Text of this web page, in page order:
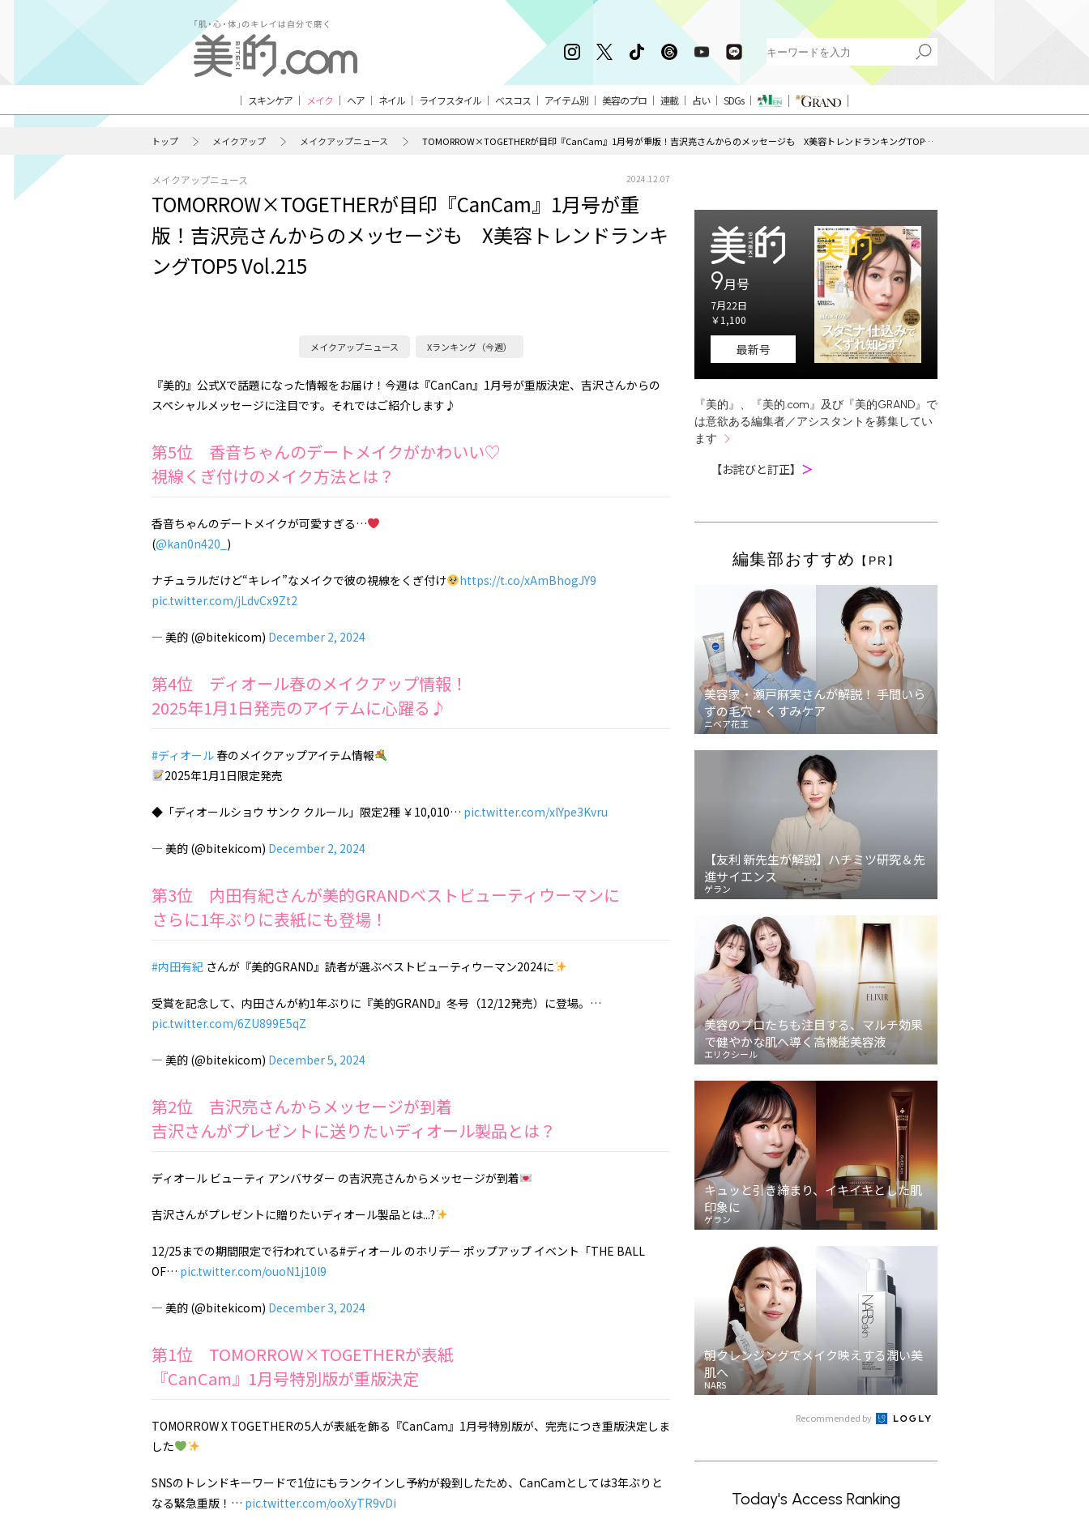
スキンケア メイク ヘア ネイル ライフスタイル ベスコス アイテム別 美容のプロ 連載 占い SDGs
トップ メイクアップ メイクアップニュース TOMORROW×TOGETHERが目印『CanCam』1月号が重版！吉沢亮さんからのメッセージも X美容トレンドランキングTOP5 Vol.215
メイクアップニュース 2024.12.07
TOMORROW×TOGETHERが目印『CanCam』1月号が重
版！吉沢亮さんからのメッセージも X美容トレンドランキ
ングTOP5 Vol.215
メイクアップニュース Xランキング（今週）
『美的』公式Xで話題になった情報をお届け！今週は『CanCan』1月号が重版決定、吉沢さんからの
スペシャルメッセージに注目です。それではご紹介します♪
第5位 香音ちゃんのデートメイクがかわいい♡
視線くぎ付けのメイク方法とは？
香音ちゃんのデートメイクが可愛すぎる…
(@kan0n420_ )
ナチュラルだけど“キレイ”なメイクで彼の視線をくぎ付け
https://t.co/xAmBhogJY9
pic.twitter.com/jLdvCx9Zt2
— 美的 (@bitekicom) December 2, 2024
第4位 ディオール春のメイクアップ情報！
2025年1月1日発売のアイテムに心躍る♪
#ディオール 春のメイクアップアイテム情報
2025年1月1日限定発売
◆「ディオールショウ サンク クルール」限定2種 ￥10,010… pic.twitter.com/xlYpe3Kvru
— 美的 (@bitekicom) December 2, 2024
第3位 内田有紀さんが美的GRANDベストビューティウーマンに
さらに1年ぶりに表紙にも登場！
#内田有紀 さんが『美的GRAND』読者が選ぶベストビューティウーマン2024に
受賞を記念して、内田さんが約1年ぶりに『美的GRAND』冬号（12/12発売）に登場。…
pic.twitter.com/6ZU899E5qZ
— 美的 (@bitekicom) December 5, 2024
第2位 吉沢亮さんからメッセージが到着
吉沢さんがプレゼントに送りたいディオール製品とは？
ディオール ビューティ アンバサダー の吉沢亮さんからメッセージが到着
吉沢さんがプレゼントに贈りたいディオール製品とは...?
12/25までの期間限定で行われている#ディオール のホリデー ポップアップ イベント「THE BALL
OF… pic.twitter.com/ouoN1j10l9
— 美的 (@bitekicom) December 3, 2024
第1位 TOMORROW×TOGETHERが表紙
『CanCam』1月号特別版が重版決定
TOMORROW X TOGETHERの5人が表紙を飾る『CanCam』1月号特別版が、完売につき重版決定しま
した
SNSのトレンドキーワードで1位にもランクインし予約が殺到したため、CanCamとしては3年ぶりと
なる緊急重版！… pic.twitter.com/ooXyTR9vDi
9月号
7月22日
￥1,100
最新号
『美的』、『美的.com』及び『美的GRAND』で
は意欲ある編集者／アシスタントを募集してい
ます
【お詫びと訂正】 ＞
編集部おすすめ 【PR】
美容家・瀬戸麻実さんが解説！ 手間いら
ずの毛穴・くすみケア
ニベア花王
【友利 新先生が解説】ハチミツ研究＆先
進サイエンス
ゲラン
美容のプロたちも注目する、マルチ効果
で健やかな肌へ導く高機能美容液
エリクシール
キュッと引き締まり、イキイキとした肌
印象に
ゲラン
朝クレンジングでメイク映えする潤い美
肌へ
NARS
Recommended by
Today's Access Ranking